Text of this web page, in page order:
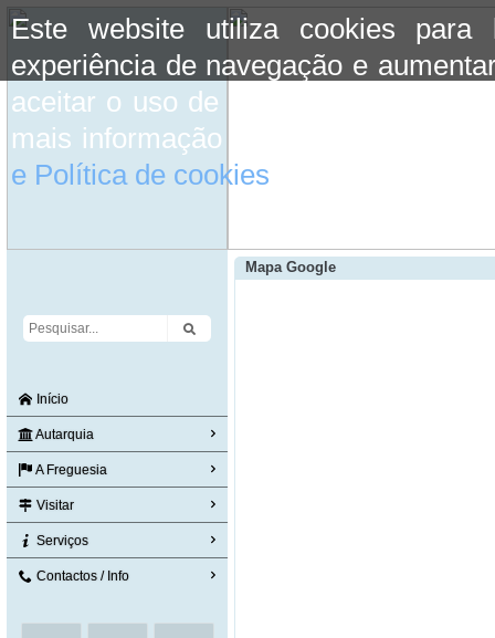
Este website utiliza cookies para
experiência de navegação e
aceitar o uso de cookies basta
mais informação consulte a
e Política de cookies
Início
Autarquia
A Freguesia
Visitar
Serviços
Contactos / Info
Mapa Google